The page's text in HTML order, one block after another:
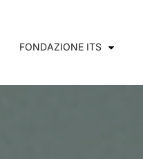
FONDAZIONE ITS